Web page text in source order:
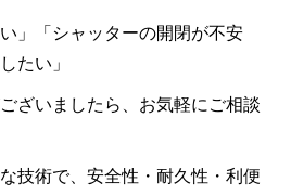
」「シャッターの開閉が不安
たい」
ざいましたら、お気軽にご相談
技術で、安全性・耐久性・利便